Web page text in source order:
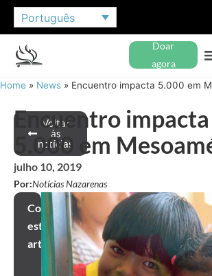
Português
Doar
agora
Home » News » Encuentro impacta 5.000 em
Voltar
às
notícias
Encuentro impacta
5.000 em
julho 10, 2019
Por:Notícias Nazarenas
Compartilhar
este
artigo